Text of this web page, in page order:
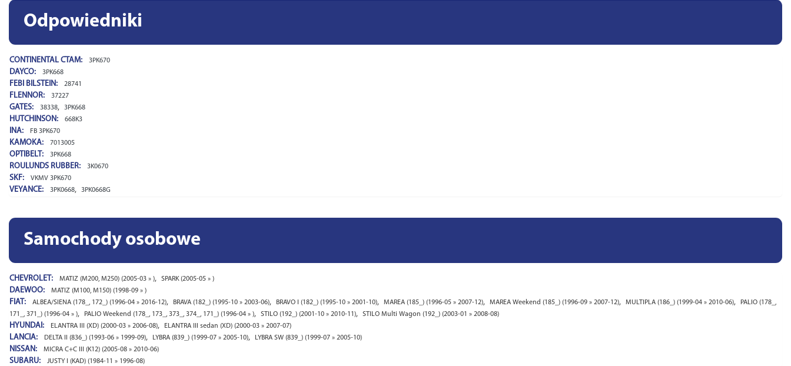
Odpowiedniki
CONTINENTAL CTAM: 3PK670
DAYCO: 3PK668
FEBI BILSTEIN: 28741
FLENNOR: 37227
GATES: 38338, 3PK668
HUTCHINSON: 668K3
INA: FB 3PK670
KAMOKA: 7013005
OPTIBELT: 3PK668
ROULUNDS RUBBER: 3K0670
SKF: VKMV 3PK670
VEYANCE: 3PK0668, 3PK0668G
Samochody osobowe
CHEVROLET: MATIZ (M200, M250) (2005-03 » ), SPARK (2005-05 » )
DAEWOO: MATIZ (M100, M150) (1998-09 » )
FIAT: ALBEA/SIENA (178_, 172_) (1996-04 » 2016-12), BRAVA (182_) (1995-10 » 2003-06), BRAVO I (182_) (1995-10 » 2001-10), MAREA (185_) (1996-05 » 2007-12), MAREA Weekend (185_) (1996-09 » 2007-12), MULTIPLA (186_) (1999-04 » 2010-06),
PALIO (178_,
171_, 371_) (1996-04 » ), PALIO Weekend (178_, 173_, 373_, 374_, 171_) (1996-04 » ), STILO (192_) (2001-10 » 2010-11), STILO Multi Wagon (192_) (2003-01 » 2008-08)
HYUNDAI: ELANTRA III (XD) (2000-03 » 2006-08), ELANTRA III sedan (XD) (2000-03 » 2007-07)
LANCIA: DELTA II (836_) (1993-06 » 1999-09), LYBRA (839_) (1999-07 » 2005-10), LYBRA SW (839_) (1999-07 » 2005-10)
NISSAN: MICRA C+C III (K12) (2005-08 » 2010-06)
SUBARU: JUSTY I (KAD) (1984-11 » 1996-08)